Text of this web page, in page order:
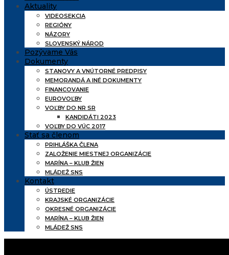
Aktuality
VIDEOSEKCIA
REGIÓNY
NÁZORY
SLOVENSKÝ NÁROD
Pozývame Vás
Dokumenty
STANOVY A VNÚTORNÉ PREDPISY
MEMORANDÁ A INÉ DOKUMENTY
FINANCOVANIE
EUROVOĽBY
VOĽBY DO NR SR
KANDIDÁTI 2023
VOĽBY DO VÚC 2017
Stať sa členom
PRIHLÁŠKA ČLENA
ZALOŽENIE MIESTNEJ ORGANIZÁCIE
MARÍNA – KLUB ŽIEN
MLÁDEŽ SNS
Kontakt
ÚSTREDIE
KRAJSKÉ ORGANIZÁCIE
OKRESNÉ ORGANIZÁCIE
MARÍNA – KLUB ŽIEN
MLÁDEŽ SNS